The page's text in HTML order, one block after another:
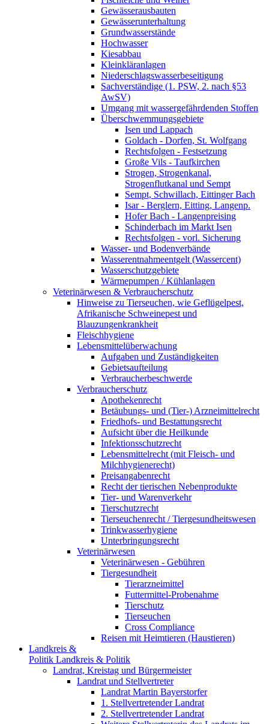
Gewässerausbauten
Gewässerunterhaltung
Grundwasserstände
Hochwasser
Kiesabbau
Kleinkläranlagen
Niederschlagswasserbeseitigung
Sachverständige (1. PSW, 2. nach §53
AwSV)
Umgang mit wassergefährdenden Stoffen
Überschwemmungsgebiete
Isen und Lappach
Goldach - Dorfen, St. Wolfgang
Rechtsfolgen - Festsetzung
Große Vils - Taufkirchen
Strogen, Strogenkanal,
Strogenflutkanal und Sempt
Sempt, Schwillach, Eittinger Bach
Isar - Berglern, Eitting, Langenp.
Hofer Bach - Langenpreising
Schinderbach im Markt Isen
Rechtsfolgen - vorl. Sicherung
Wasser- und Bodenverbände
Wasserentnahmeentgelt (Wassercent)
Wasserschutzgebiete
Wärmepumpen / Kühlanlagen
Veterinärwesen & Verbraucherschutz
Hinweise zu Tierseuchen, wie Geflügelpest,
Afrikanische Schweinepest und
Blauzungenkrankheit
Fleischhygiene
Lebensmittelüberwachung
Aufgaben und Zuständigkeiten
Gebietsaufteilung
Verbraucherbeschwerde
Verbraucherschutz
Apothekenrecht
Betäubungs- und (Tier-) Arzneimittelrecht
Friedhofs- und Bestattungsrecht
Aufsicht über die Heilkunde
Infektionsschutzrecht
Lebensmittelrecht (mit Fleisch- und
Milchhygienerecht)
Preisangabenrecht
Recht der tierischen Nebenprodukte
Tier- und Warenverkehr
Tierschutzrecht
Tierseuchenrecht / Tiergesundheitswesen
Trinkwasserhygiene
Unterbringungsrecht
Veterinärwesen
Veterinärwesen - Gebühren
Tiergesundheit
Tierarzneimittel
Futtermittel-Probenahme
Tierschutz
Tierseuchen
Cross Compliance
Reisen mit Heimtieren (Haustieren)
Landkreis &
Politik Landkreis & Politik
Landrat, Kreistag und Bürgermeister
Landrat und Stellvertreter
Landrat Martin Bayerstorfer
1. Stellvertretender Landrat
2. Stellvertretender Landrat